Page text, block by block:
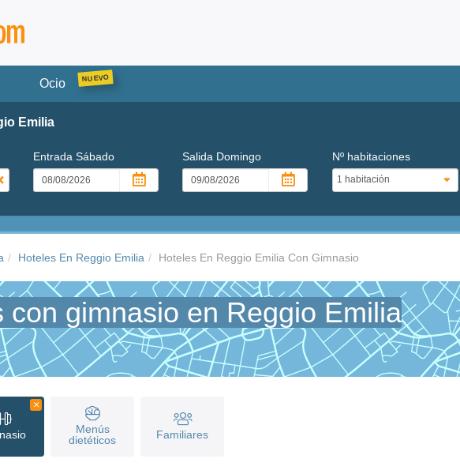
Ocio
Emilia
Entrada Sábado Salida Domingo Nº habitaciones
Hoteles En Reggio Emilia Hoteles En Reggio Emilia Con Gimnasio
con gimnasio en Reggio Emilia
Menús
dietéticos
Familiares